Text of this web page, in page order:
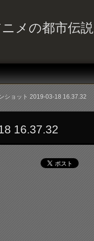
メの都市伝説
ショット 2019-03-18 16.37.32
16.37.32